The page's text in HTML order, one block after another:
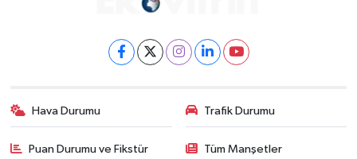
Hava Durumu Trafik Durumu
Puan Durumu ve Fikstür Tüm Manşetler